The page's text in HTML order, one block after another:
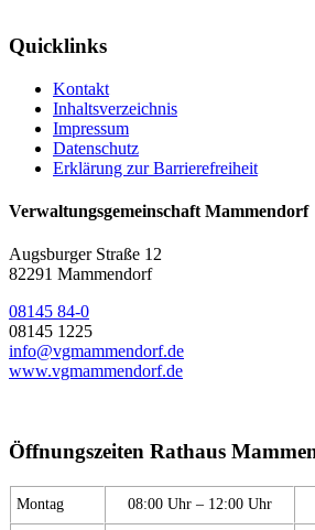
Quicklinks
Kontakt
Inhaltsverzeichnis
Impressum
Datenschutz
Erklärung zur Barrierefreiheit
Verwaltungsgemeinschaft Mammendorf
Augsburger Straße 12
82291 Mammendorf
08145 84-0
08145 1225
info@vgmammendorf.de
www.vgmammendorf.de
Öffnungszeiten Rathaus
Montag 08:00 Uhr – 12:00 Uhr